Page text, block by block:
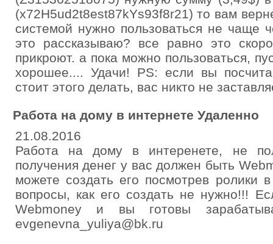
(x72H5ud2t8est87kYs93f8r21) то вам
системой нужно пользоваться не чаще
это рассказываю? все равно это
прикроют. а пока можно пользоваться,
хорошее.... Удачи! PS: если вы
стоит этого делать, вас никто не
Работа на дому в интернете Удаленно
21.08.2016
Работа на дому в интеренете, не
получения денег у вас должен быть
можете создать его посмотрев ролики
вопросы, как его создать не нужно!!!
Webmoney и вы готовы
evgenevna_yuliya@bk.ru